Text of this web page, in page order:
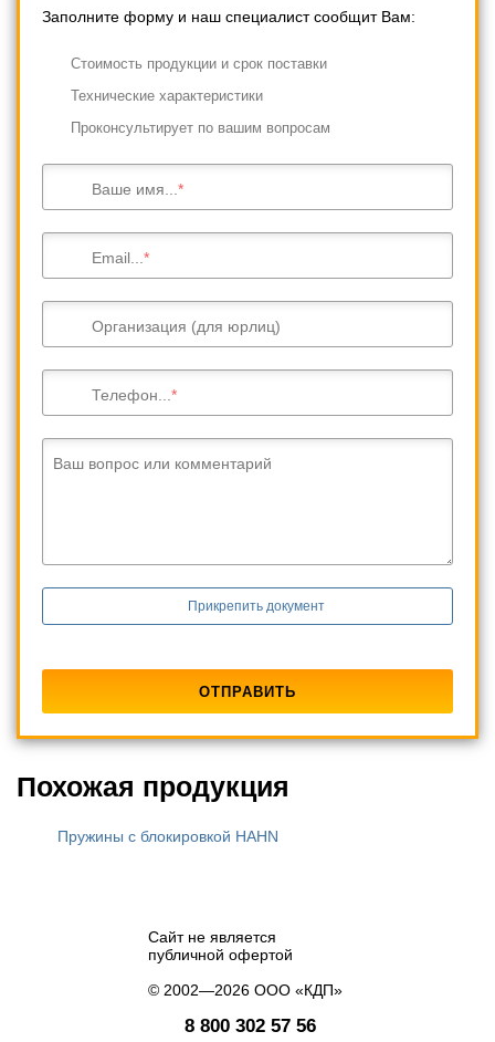
Заполните форму и наш специалист сообщит Вам:
Cтоимость продукции и срок поставки
Технические характеристики
Проконсультирует по вашим вопросам
Ваше имя...
Email...
Организация (для юрлиц)
Телефон...
Ваш вопрос или комментарий
Прикрепить документ
Похожая продукция
Пружины с блокировкой HAHN
Сайт не является
публичной офертой
© 2002—2026 ООО «КДП»
8 800 302 57 56